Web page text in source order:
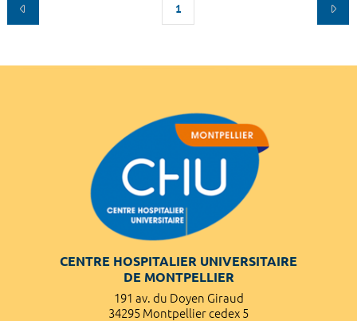
1
CENTRE HOSPITALIER UNIVERSITAIRE
DE MONTPELLIER
191 av. du Doyen Giraud
34295 Montpellier cedex 5